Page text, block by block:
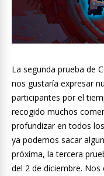
La segunda prueba de
nos gustaría expresar
participantes por el
recogido muchos
profundizar en todos
ya podemos sacar
próxima, la tercera
del 2 de diciembre.